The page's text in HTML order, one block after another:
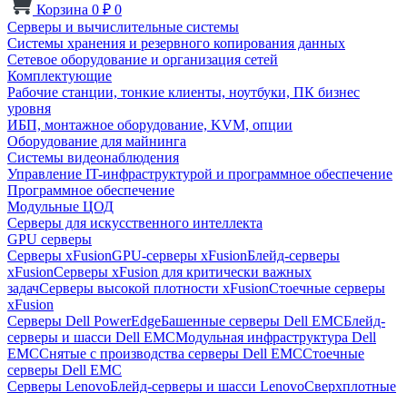
Корзина 0 ₽ 0
Серверы и вычислительные системы
Системы хранения и резервного копирования данных
Сетевое оборудование и организация сетей
Комплектующие
Рабочие станции, тонкие клиенты, ноутбуки, ПК бизнес
уровня
ИБП, монтажное оборудование, KVM, опции
Оборудование для майнинга
Системы видеонаблюдения
Управление IT-инфраструктурой и программное обеспечение
Программное обеспечение
Модульные ЦОД
Серверы для искусственного интеллекта
GPU серверы
Серверы xFusionGPU-серверы xFusionБлейд-серверы
xFusionСерверы xFusion для критически важных
задачСерверы высокой плотности xFusionСтоечные серверы
xFusion
Серверы Dell PowerEdgeБашенные серверы Dell EMCБлейд-
серверы и шасси Dell EMCМодульная инфраструктура Dell
EMCСнятые с производства серверы Dell EMCСтоечные
серверы Dell EMC
Серверы LenovoБлейд-серверы и шасси LenovoСверхплотные